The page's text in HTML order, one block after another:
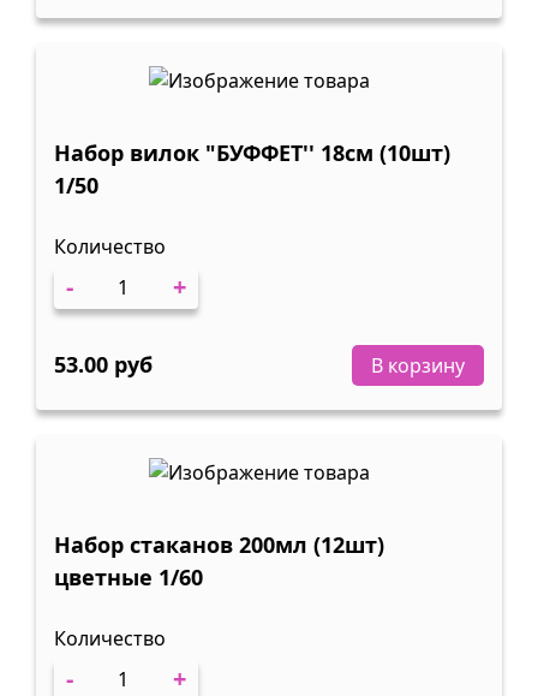
Набор вилок "БУФФЕТ'' 18см (10шт)
1/50
Количество
- +
53.00 руб В корзину
Набор стаканов 200мл (12шт)
цветные 1/60
Количество
- +